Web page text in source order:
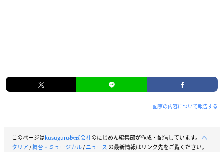
記事の内容について報告する
このページはkusuguru株式会社のにじめん編集部が作成・配信しています。 ヘ
タリア/舞台・ミュージカル/ニュース の最新情報はリンク先をご覧ください。